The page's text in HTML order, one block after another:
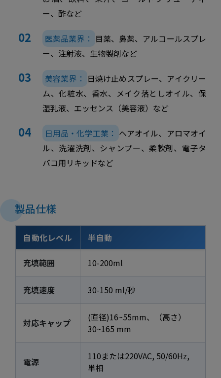
ー、酢など
医薬品業界： 目薬、鼻薬、アルコールスプレ
ー、注射液、生物製剤など
美容業界： 日焼け止めスプレー、アイクリー
ム、化粧水、香水、メイク落としオイル、保
湿乳液、エッセンス（美容液）など
日用品・化学工業： ヘアオイル、アロマオイ
ル、洗濯洗剤、シャンプー、柔軟剤、電子タ
バコ用リキッドなど
製品仕樣
自動化レベル 半自動
充填範囲 10-200ml
充填速度 30-150 ml/秒
対応キャップ
(直径)16~55mm、（高さ）
30~165 mm
電源
110または220VAC, 50/60Hz,
単相